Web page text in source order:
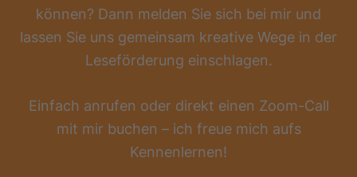
können? Dann melden Sie sich bei mir und
lassen Sie uns gemeinsam kreative Wege in der
Leseförderung einschlagen.
Einfach anrufen oder direkt einen Zoom-Call
mit mir buchen – ich freue mich aufs
Kennenlernen!